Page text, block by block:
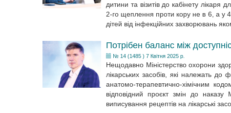
дитини та візитів до кабінету лікаря
2-го щеплення проти кору не в 6, а у 4
дітей від інфекційних захворювань
Потрібен баланс між
№ 14 (1485 ) 7 Квітня 2025 р.
Нещодавно Міністерство охорони
лікарських засобів, які належать
анатомо-терапевтично-хімічним
відповідний проєкт змін до
виписування рецептів на лікарські